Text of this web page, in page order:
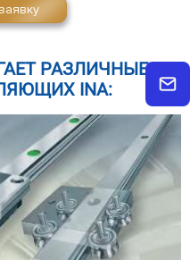
РАЗЛИЧНЫЕ
INA: